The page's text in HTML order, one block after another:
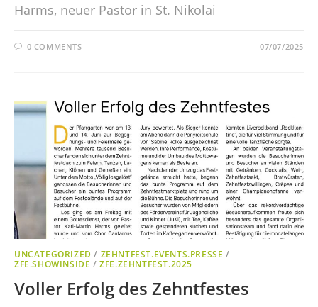
Harms, neuer Pastor in St. Nikolai
0 COMMENTS 07/07/2025
UNCATEGORIZED / ZEHNTFEST.EVENTS.PRESSE /
ZFE.SHOWINSIDE /ZFE.ZEHNTFEST.2025
Voller Erfolg des Zehntfestes